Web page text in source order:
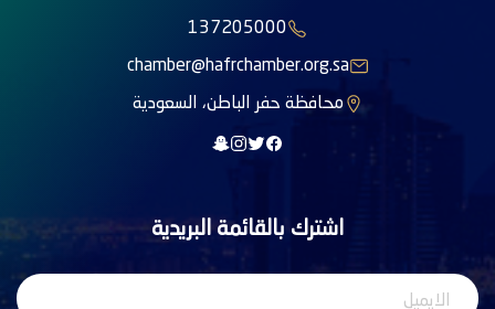
137205000
chamber@hafrchamber.org.sa
محافظة حفر الباطن، السعودية
اشترك بالقائمة البريدية